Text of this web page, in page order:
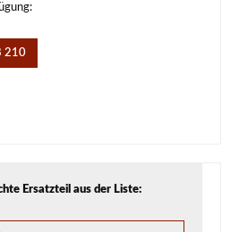
210
Ersatzteil aus der Liste: